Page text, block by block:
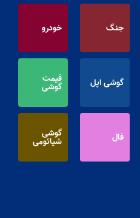
جنگ خودرو
گوشی اپل قیمت
گوشی
فال گوشی
شیائومی